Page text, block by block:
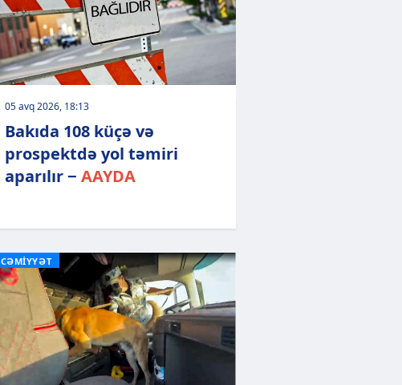
05 avq 2026, 18:13
Bakıda 108 küçə və
prospektdə yol təmiri
aparılır − AAYDA
CƏMİYYƏT